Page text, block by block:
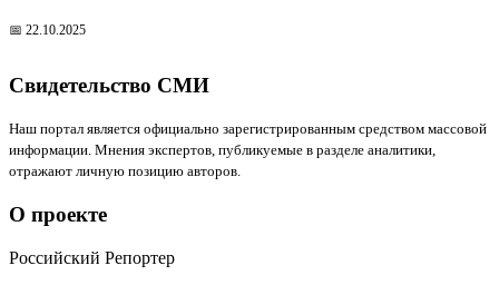
📅 22.10.2025
Свидетельство СМИ
Наш портал является официально зарегистрированным средством массовой
информации. Мнения экспертов, публикуемые в разделе аналитики,
отражают личную позицию авторов.
О проекте
Российский Репортер